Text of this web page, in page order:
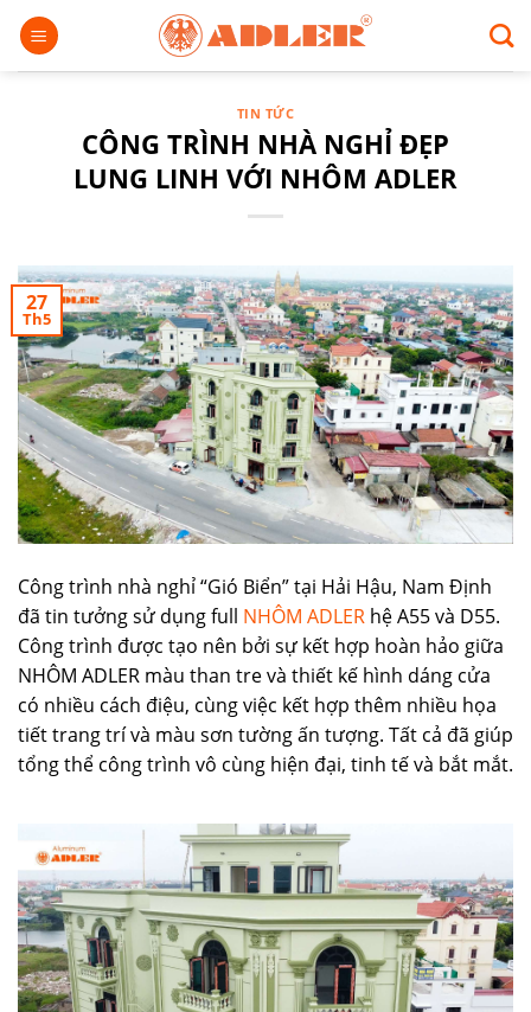
Chuyển
đến
nội
TIN TỨC
CÔNG TRÌNH NHÀ NGHỈ ĐẸP
LUNG LINH VỚI NHÔM ADLER
27
Th5
Công trình nhà nghỉ “Gió Biển” tại Hải Hậu, Nam Định
đã tin tưởng sử dụng full NHÔM ADLER hệ A55 và D55.
Công trình được tạo nên bởi sự kết hợp hoàn hảo giữa
NHÔM ADLER màu than tre và thiết kế hình dáng cửa
có nhiều cách điệu, cùng việc kết hợp thêm nhiều họa
tiết trang trí và màu sơn tường ấn tượng. Tất cả đã giúp
tổng thể công trình vô cùng hiện đại, tinh tế và bắt mắt.